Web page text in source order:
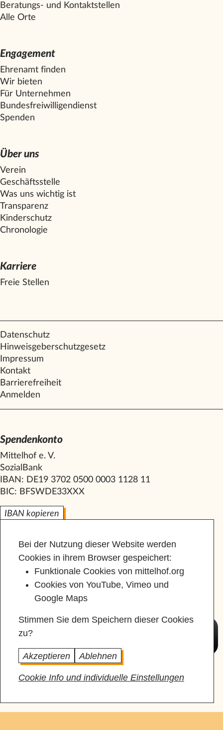
Beratungs- und Kontaktstellen
Alle Orte
Engagement
Ehrenamt finden
Wir bieten
Für Unternehmen
Bundesfreiwilligendienst
Spenden
Über uns
Verein
Geschäftsstelle
Was uns wichtig ist
Transparenz
Kinderschutz
Chronologie
Karriere
Freie Stellen
Datenschutz
Hinweisgeberschutzgesetz
Impressum
Kontakt
Barrierefreiheit
Anmelden
Spendenkonto
Mittelhof e. V.
SozialBank
IBAN: DE19 3702 0500 0003 1128 11
BIC: BFSWDE33XXX
IBAN kopieren
Bei der Nutzung dieser Website werden
Cookies in ihrem Browser gespeichert:
Funktionale Cookies von mittelhof.org
Cookies von YouTube, Vimeo und
Google Maps
Stimmen Sie dem Speichern dieser Cookies
zu?
Akzeptieren Ablehnen
Cookie Info und individuelle Einstellungen